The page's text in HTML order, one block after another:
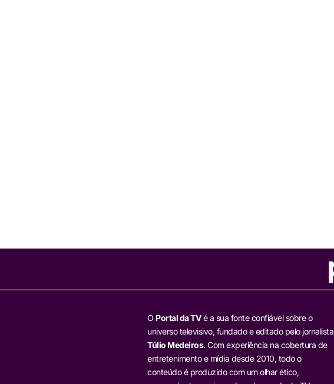
O Portal da TVé a sua fonte confiável sobre o
universo televisivo, fundado e editado pelo jornalista
Túlio Medeiros. Com experiência na cobertura de
entretenimento e mídia desde 2010, todo o
conteúdo é produzido com um olhar ético,